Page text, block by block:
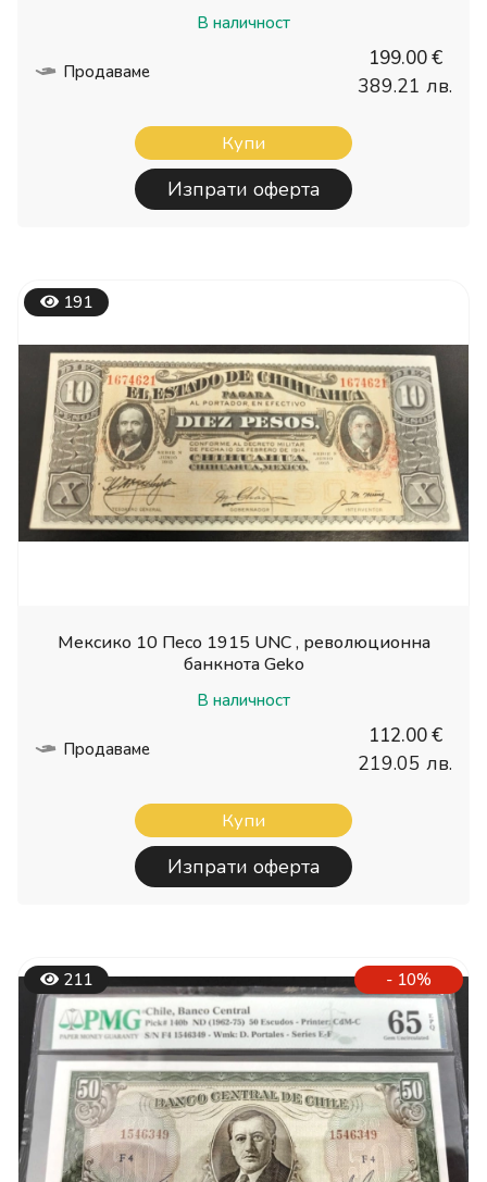
В наличност
Продаваме
199.00 €
389.21 лв.
Купи
Изпрати оферта
191
Мексико 10 Песо 1915 UNC , революционна
банкнота Geko
В наличност
Продаваме
112.00 €
219.05 лв.
Купи
Изпрати оферта
211 - 10%